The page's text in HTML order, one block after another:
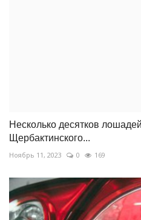
Несколько десятков
Щербактинского...
Ноябрь 11, 2023 0 169